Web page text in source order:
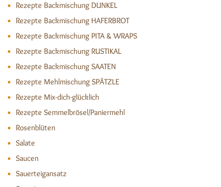
Rezepte Backmischung DUNKEL
Rezepte Backmischung HAFERBROT
Rezepte Backmischung PITA & WRAPS
Rezepte Backmischung RUSTIKAL
Rezepte Backmischung SAATEN
Rezepte Mehlmischung SPÄTZLE
Rezepte Mix-dich-glücklich
Rezepte Semmelbrösel/Paniermehl
Rosenblüten
Salate
Saucen
Sauerteigansatz